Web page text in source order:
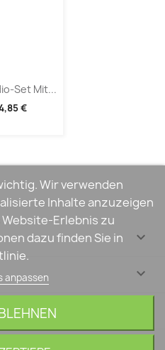
Set Mit...
€


Wir verwenden
Inhalte anzuzeigen
Erlebnis zu
dazu finden Sie in
anpassen